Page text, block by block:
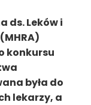
ds. Leków i
konkursu
była do
lekarzy, a